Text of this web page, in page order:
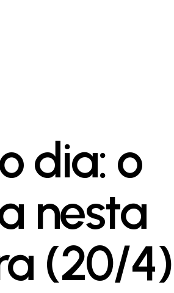
dia: o
nesta
(20/4)